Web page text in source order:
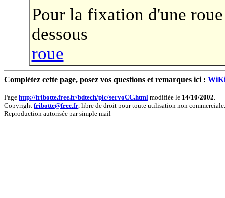
Pour la fixation d'une
dessous
roue
Complétez cette page, posez vos questions et remarques ici :
Page http://fribotte.free.fr/bdtech/pic/servoCC.html modifiée le 14/10/2002.
Copyright fribotte@free.fr, libre de droit pour toute utilisation non commerciale.
Reproduction autorisée par simple mail